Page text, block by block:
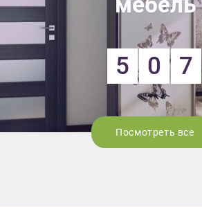
5 0 7
Посмотреть все